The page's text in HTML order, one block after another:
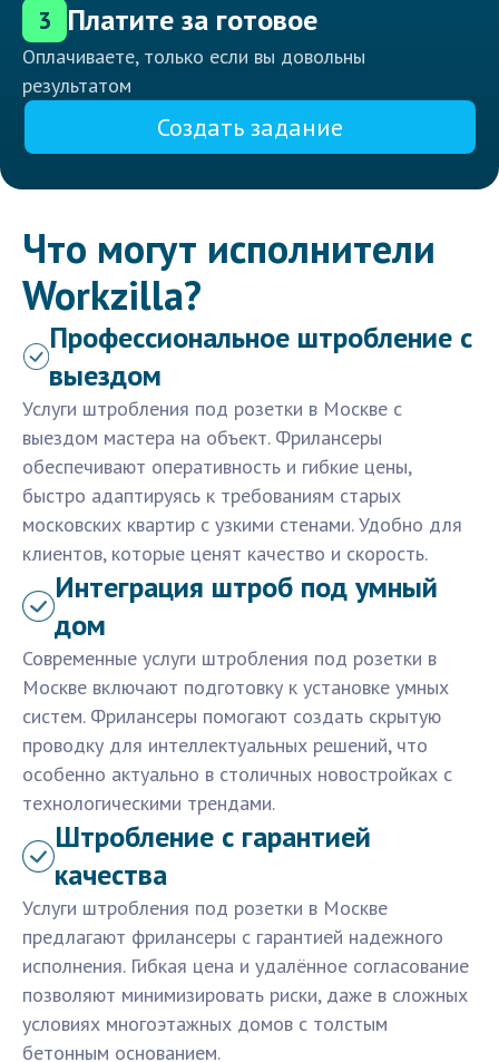
3 Платите за готовое
Оплачиваете, только если вы довольны
результатом
Создать задание
Что могут исполнители
Workzilla?
Профессиональное штробление с
выездом
Услуги штробления под розетки в Москве с
выездом мастера на объект. Фрилансеры
обеспечивают оперативность и гибкие цены,
быстро адаптируясь к требованиям старых
московских квартир с узкими стенами. Удобно для
клиентов, которые ценят качество и скорость.
Интеграция штроб под умный
дом
Современные услуги штробления под розетки в
Москве включают подготовку к установке умных
систем. Фрилансеры помогают создать скрытую
проводку для интеллектуальных решений, что
особенно актуально в столичных новостройках с
технологическими трендами.
Штробление с гарантией
качества
Услуги штробления под розетки в Москве
предлагают фрилансеры с гарантией надежного
исполнения. Гибкая цена и удалённое согласование
позволяют минимизировать риски, даже в сложных
условиях многоэтажных домов с толстым
бетонным основанием.